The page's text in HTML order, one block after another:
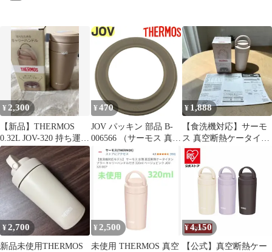
¥ 2,300
【新品】THERMOS
0.32L JOV-320 持ち運び
用
¥ 470
JOV パッキン 部品 B-
006566 （サーモス 真空
断熱ケータイタンブラ
ー「水筒・JOV-320・
JOV-321・JOV-420・
JOV-421」用交換部品・
THERMOS・mb1701）
¥ 1,888
【食洗機対応】サーモ
ス 真空断熱ケータイタ
ンブラー JOV320
（箱・取説付）
¥2,700
新品未使用THERMOS
¥ 2,500
未使用 THERMOS 真空
¥4,150
【公式】真空断熱ケー